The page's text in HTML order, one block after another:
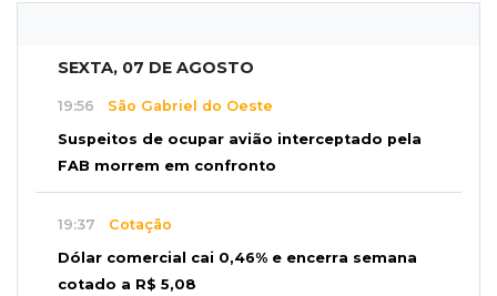
SEXTA, 07 DE AGOSTO
19:56 São Gabriel do Oeste
Suspeitos de ocupar avião interceptado pela
FAB morrem em confronto
19:37 Cotação
Dólar comercial cai 0,46% e encerra semana
cotado a R$ 5,08